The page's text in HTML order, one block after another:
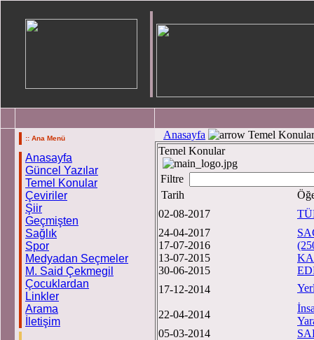
:: Ana Menü
Anasayfa
Güncel Yazılar
Temel Konular
Çeviriler
Şiir
Geçmişten
Sağlık
Spor
Medyadan Seçmeler
M. Said Çekmegil
Çocuklardan
Linkler
Arama
İletişim
Anasayfa
Temel Konular
Temel Konular
Filtre
Tarih
02-08-2017
24-04-2017
17-07-2016
13-07-2015
30-06-2015
17-12-2014
22-04-2014
05-03-2014